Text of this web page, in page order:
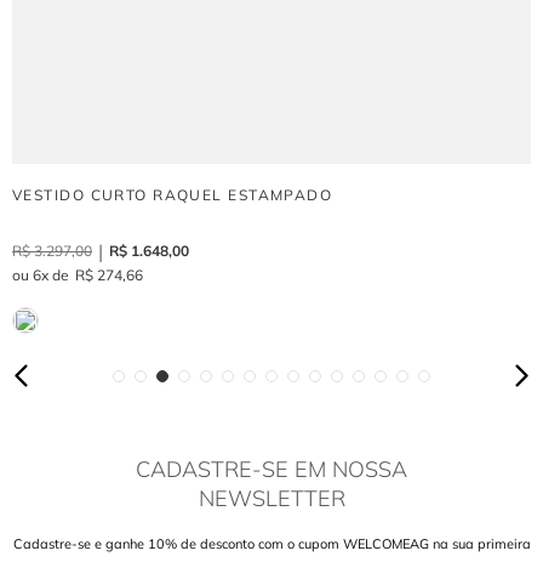
VESTIDO CURTO RAQUEL ESTAMPADO
R$ 3.297,00 R$ 1.648,00
6
R$ 274,66
CADASTRE-SE EM NOSSA
NEWSLETTER
Cadastre-se e ganhe 10% de desconto com o cupom WELCOMEAG na sua primeira